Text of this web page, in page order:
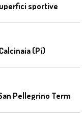
sportive
(Pi)